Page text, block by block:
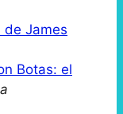
de James
Botas: el